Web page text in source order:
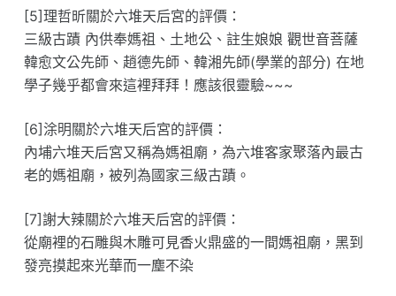
[5]理哲昕關於六堆天后宮的評價：
三級古蹟 內供奉媽祖、土地公、註生娘娘 觀世音菩薩
韓愈文公先師、趙德先師、韓湘先師(學業的部分) 在地
學子幾乎都會來這裡拜拜！應該很靈驗~~~
[6]涂明關於六堆天后宮的評價：
內埔六堆天后宮又稱為媽祖廟，為六堆客家聚落內最古
老的媽祖廟，被列為國家三級古蹟。
[7]謝大辣關於六堆天后宮的評價：
從廟裡的石雕與木雕可見香火鼎盛的一間媽祖廟，黑到
發亮摸起來光華而一塵不染